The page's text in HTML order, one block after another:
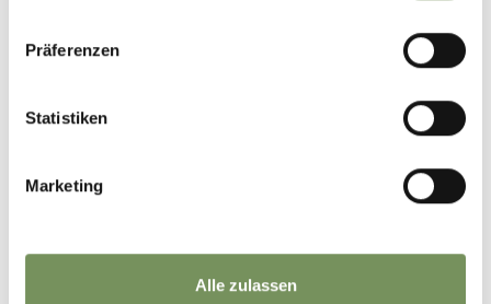
Präferenzen
Statistiken
Marketing
Alle zulassen